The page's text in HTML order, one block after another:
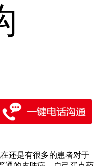
还是有很多的患者对于